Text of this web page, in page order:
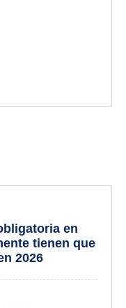
en
tienen que
2026